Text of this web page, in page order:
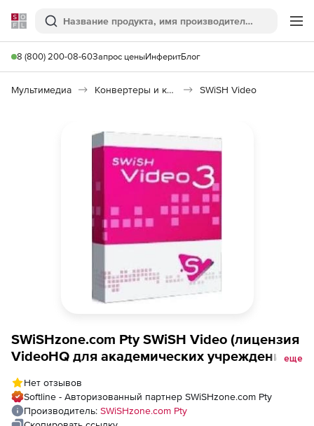
Softline
Поиск
8 (800) 200-08-60Запрос ценыИнферитБлог
Мультимедиа Конвертеры и кодировщики SWiSH Video
SWiSHzone.com Pty SWiSH Video (лицензия
VideoHQ для академических учреждений),
еще
Нет отзывов
Softline - Авторизованный партнер SWiSHzone.com Pty
Производитель: SWiSHzone.com Pty